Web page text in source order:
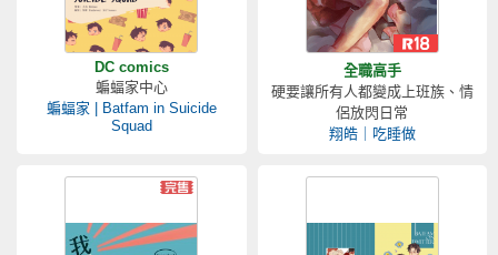
DC comics
蝙蝠家中心
蝙蝠家 | Batfam in Suicide
Squad
全職高手
硬要讓所有人都變成上班族、情
侶放閃日常
翔皓｜吃睡做